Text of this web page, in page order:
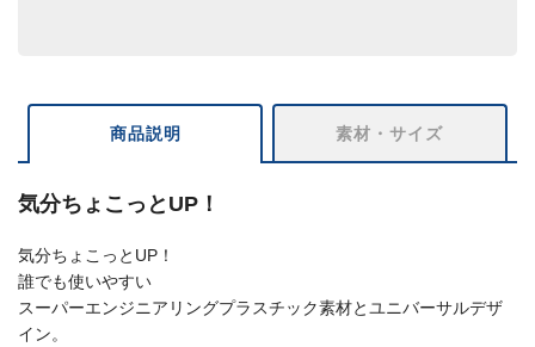
商品説明 素材・サイズ
気分ちょこっとUP！
気分ちょこっとUP！
誰でも使いやすい
スーパーエンジニアリングプラスチック素材とユニバーサルデザ
イン。